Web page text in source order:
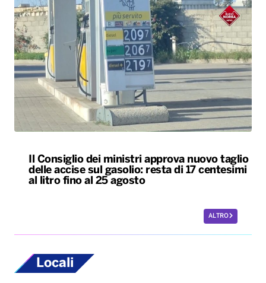
Il Consiglio dei ministri approva nuovo taglio
delle accise sul gasolio: resta di 17 centesimi
al litro fino al 25 agosto
ALTRO
Locali